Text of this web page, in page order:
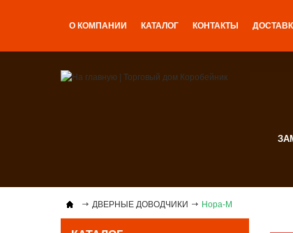
О КОМПАНИИ КАТАЛОГ КОНТАКТЫ
ДВЕРНЫЕ ДОВОДЧИКИ Нора-М